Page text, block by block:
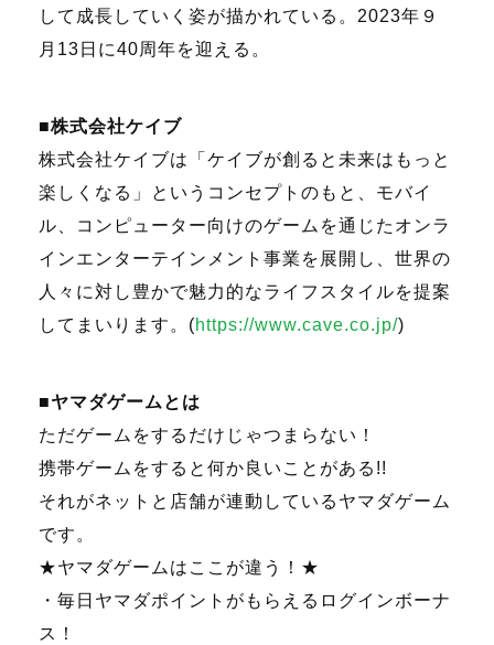
して成長していく姿が描かれている。 2023年９
月 13 日に40周年を迎える。
■株式会社ケイブ
株式会社ケイブは「ケイブが創ると未来はもっと
楽しくなる」というコンセプトのもと、モバイ
ル、コンピューター向けのゲームを通じたオンラ
インエンターテインメント事業を展開し、世界の
人々に対し豊かで魅力的なライフスタイルを提案
してまいります。 (https://www.cave.co.jp/)
■ヤマダゲームとは
ただゲームをするだけじゃつまらない！
携帯ゲームをすると何か良いことがある !!
それがネットと店舗が連動しているヤマダゲーム
です。
★ヤマダゲームはここが違う！★
・毎日ヤマダポイントがもらえるログインボーナ
ス！